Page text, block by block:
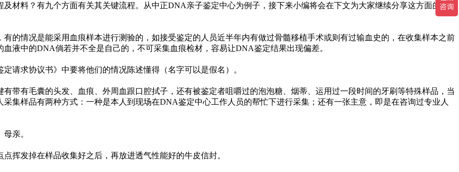
材料？有九个方面有关其关键流程。从中正DNA亲子鉴定中心为例子，接下来小编将会在下文为大家继续分享这方面的内
的情况是能采用血痕样本进行测验的，如接受鉴定的人员近半年内有做过骨髓移植手术或则有过输血史的，在收集样本之前
液中的DNA倘若并不全是自己的，不可采集血痕检材，容易让DNA鉴定结果出现偏差。
请求协议书》中要将他们的情况陈述懂得（名字可以是假名）。
带有毛囊的头发、血痕、外周血跟口腔拭子，还有被鉴定者咀嚼过的泡泡糖、烟蒂、运用过一段时间的牙刷等特殊样品，当
集样品有两种方式：一种是本人到现场在DNA鉴定中心工作人员的帮忙下进行采集；还有一张主意，即是在咨询过专业人
亲。
挥发掉在样品收集好之后，再放进透气性能好的牛皮信封。